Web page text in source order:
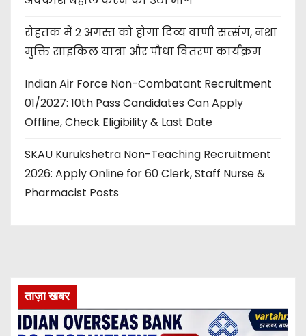
रोहतक में 2 अगस्त को होगा दिव्य वाणी सत्संग, नशा
मुक्ति साइकिल यात्रा और पौधा वितरण कार्यक्रम
Indian Air Force Non-Combatant Recruitment
01/2027: 10th Pass Candidates Can Apply
Offline, Check Eligibility & Last Date
SKAU Kurukshetra Non-Teaching Recruitment
2026: Apply Online for 60 Clerk, Staff Nurse &
Pharmacist Posts
ताज़ा खबर